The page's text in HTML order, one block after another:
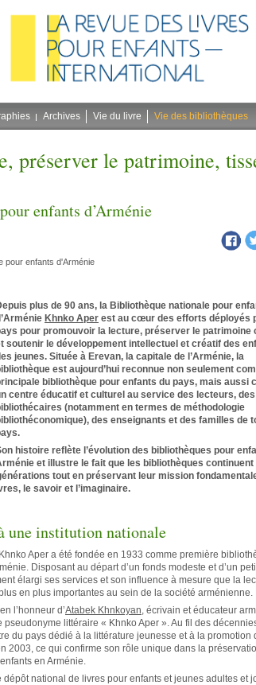
Archives Vie du livre Vie des bibliothèques
préserver le patrimoine,
enfants d’Arménie
pour enfants d'Arménie
plus de 90 ans, la Bibliothèque nationale pour
Khnko Aper est au cœur des efforts déployés
pour promouvoir la lecture, préserver le patrimoine
soutenir le développement intellectuel et créatif des
jeunes. Située à Erevan, la capitale de l’Arménie, la
est aujourd’hui reconnue non seulement
bibliothèque pour enfants du pays, mais aussi
centre éducatif et culturel au service des lecteurs, des
(notamment en termes de méthodologie
des enseignants et des familles de
histoire reflète l’évolution des bibliothèques pour
et illustre le fait que les bibliothèques continuent
tout en préservant leur mission
le savoir et l’imaginaire.
une institution nationale
Aper a été fondée en 1933 comme première
Disposant au départ d’un fonds modeste et d’un
élargi ses services et son influence à mesure que la
en plus importantes au sein de la société arménienne.
l’honneur d’Atabek Khnkoyan, écrivain et éducateur
littéraire « Khnko Aper ». Au fil des
du pays dédié à la littérature jeunesse et à la promotion
2003, ce qui confirme son rôle unique dans la
en Arménie.
national de livres pour enfants et jeunes adultes et